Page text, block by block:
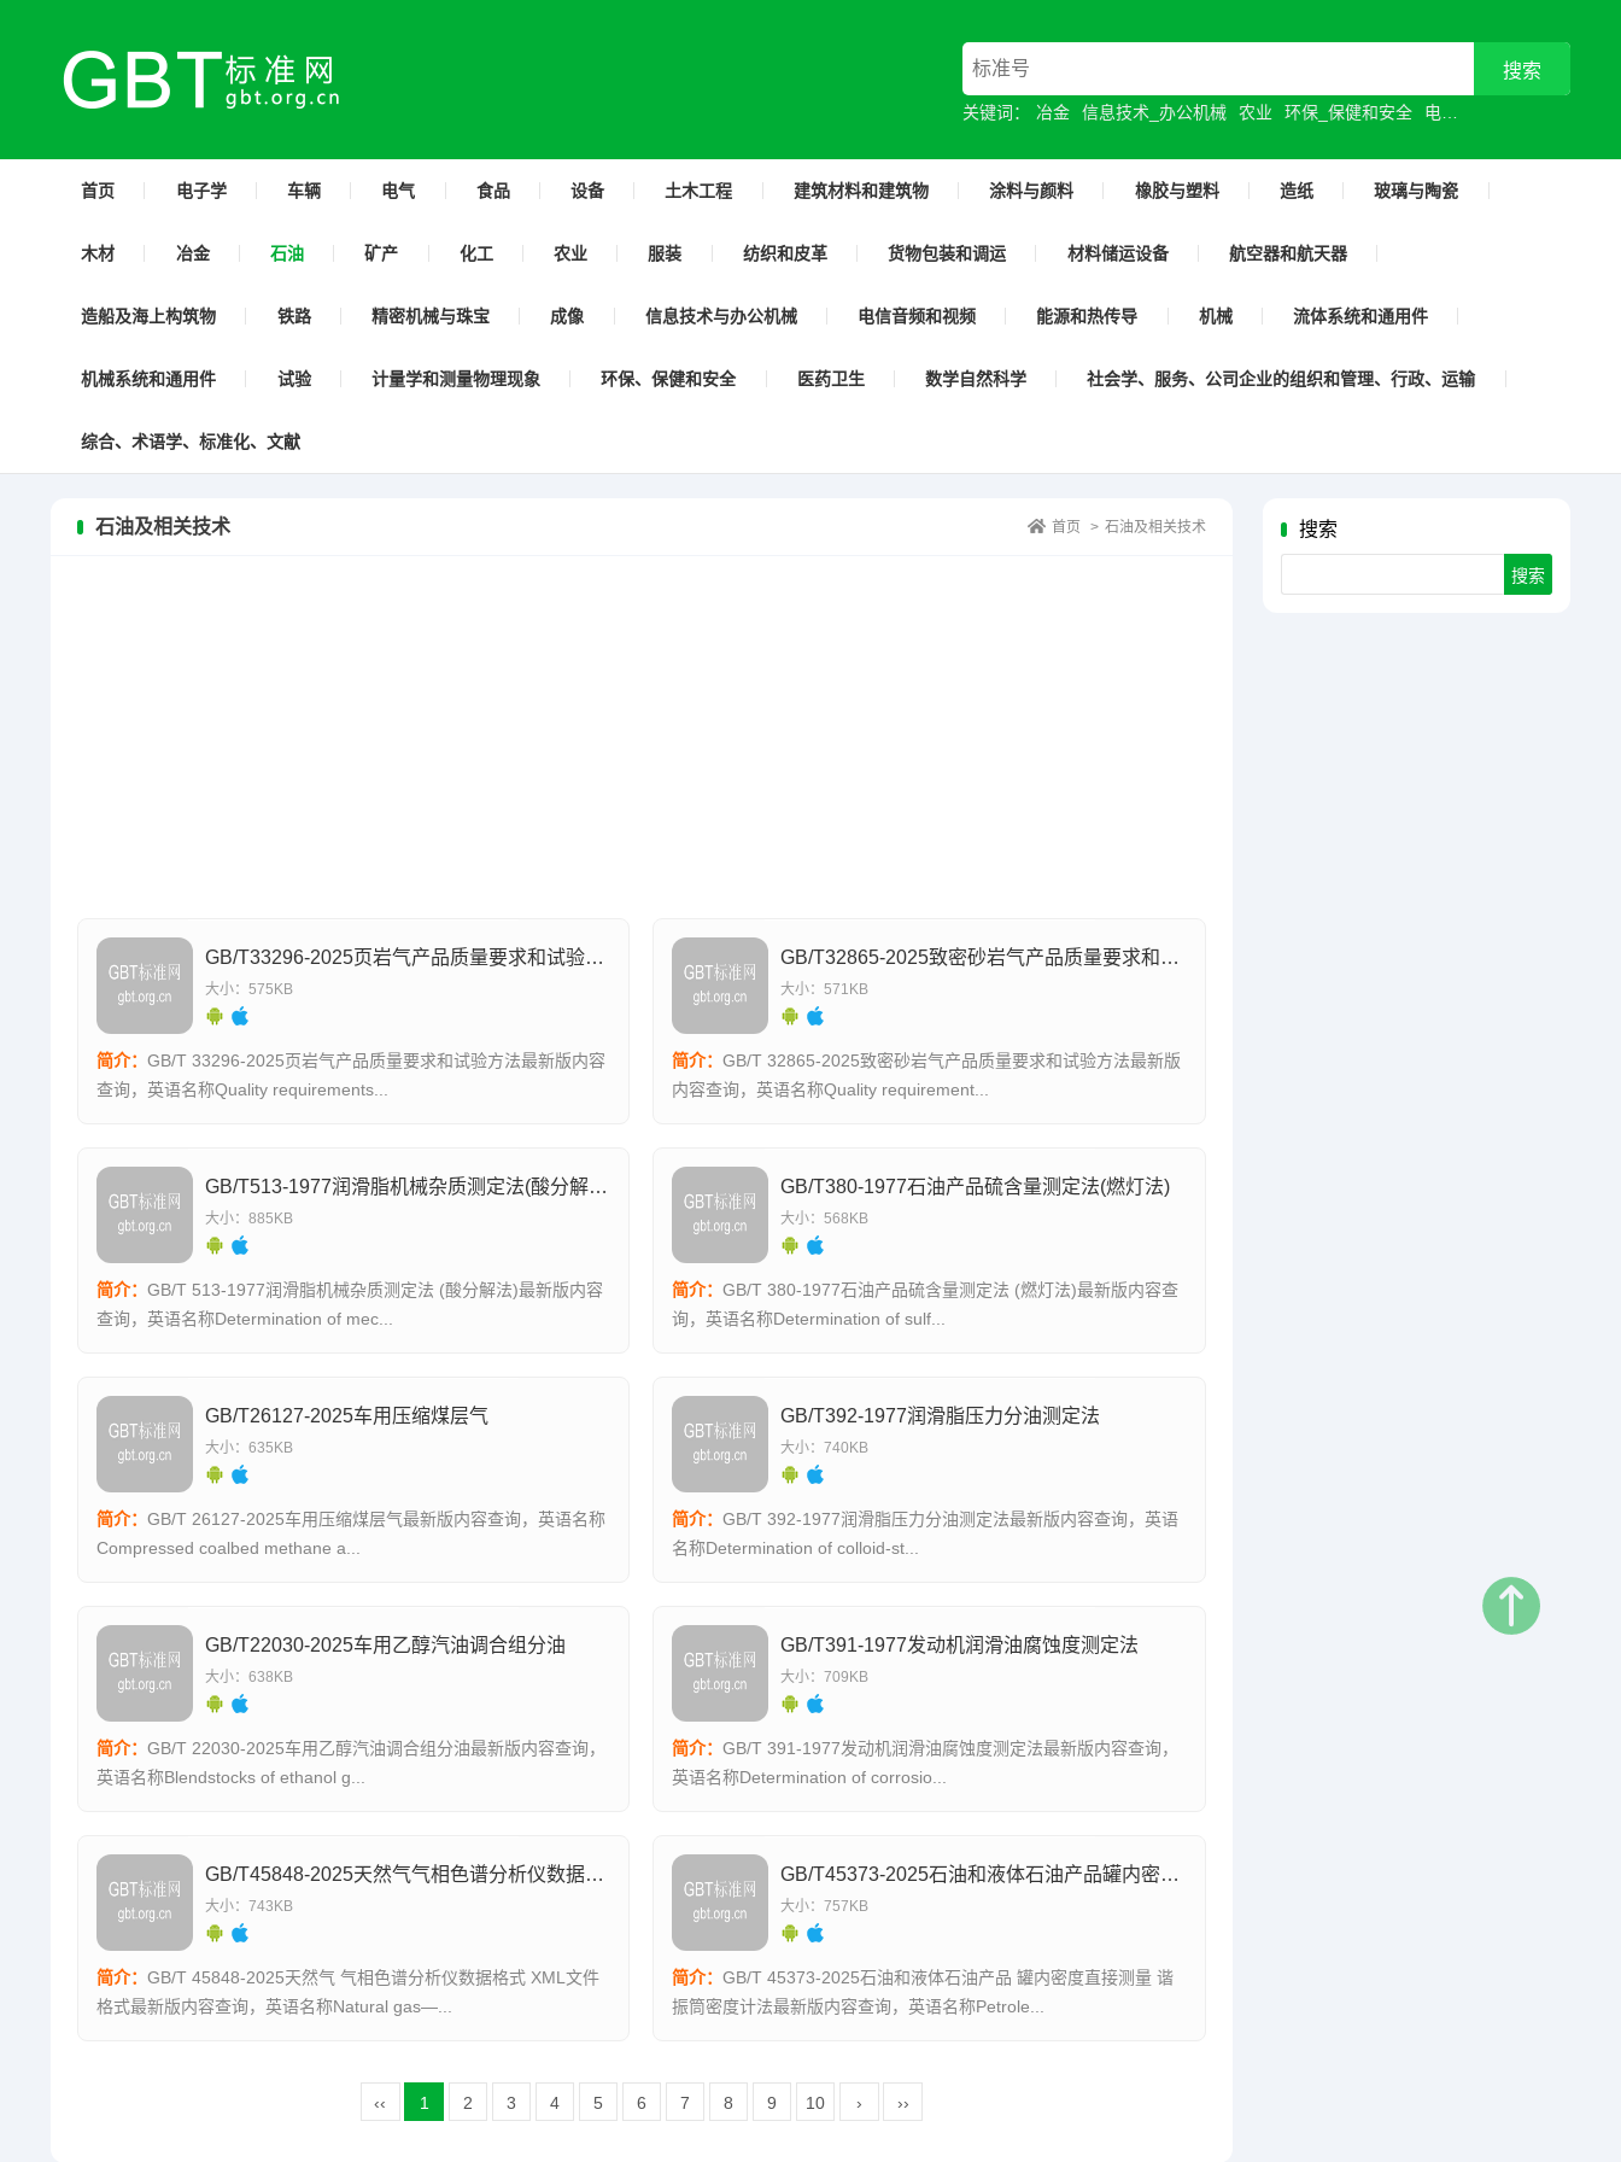
关键词： 冶金 信息技术_办公机械 农业 环保_保健和安全 电气工程
首页 电子学 车辆 电气 食品 设备 土木工程 建筑材料和建筑物 涂料与颜料 橡胶与塑料 造纸 玻璃与陶瓷
木材 冶金 石油 矿产 化工 农业 服装 纺织和皮革 货物包装和调运 材料储运设备 航空器和航天器
造船及海上构筑物 铁路 精密机械与珠宝 成像 信息技术与办公机械 电信音频和视频 能源和热传导 机械 流体系统和通用件
机械系统和通用件 试验 计量学和测量物理现象 环保、保健和安全 医药卫生 数学自然科学 社会学、服务、公司企业的组织和管理、行政、运输
综合、术语学、标准化、文献
搜索
石油及相关技术 首页 > 石油及相关技术
GB/T33296-2025页岩气产品质量要求和试验方法
大小：575KB
简介： GB/T 33296-2025页岩气产品质量要求和试验方法最新版内容
查询，英语名称Quality requirements...
GB/T32865-2025致密砂岩气产品质量要求和试验方法
大小：571KB
简介：GB/T 32865-2025致密砂岩气产品质量要求和试验方法最新版
内容查询，英语名称Quality requirement...
GB/T513-1977润滑脂机械杂质测定法(酸分解法)
大小：885KB
简介： GB/T 513-1977润滑脂机械杂质测定法 (酸分解法)最新版内容
查询，英语名称Determination of mec...
GB/T380-1977石油产品硫含量测定法(燃灯法)
大小：568KB
简介：GB/T 380-1977石油产品硫含量测定法 (燃灯法)最新版内容查
询，英语名称Determination of sulf...
GB/T26127-2025车用压缩煤层气
大小：635KB
简介： GB/T 26127-2025车用压缩煤层气最新版内容查询，英语名称
Compressed coalbed methane a...
GB/T392-1977润滑脂压力分油测定法
大小：740KB
简介：GB/T 392-1977润滑脂压力分油测定法最新版内容查询，英语
名称Determination of colloid-st...
GB/T22030-2025车用乙醇汽油调合组分油
大小：638KB
简介： GB/T 22030-2025车用乙醇汽油调合组分油最新版内容查询，
英语名称Blendstocks of ethanol g...
GB/T391-1977发动机润滑油腐蚀度测定法
大小：709KB
简介：GB/T 391-1977发动机润滑油腐蚀度测定法最新版内容查询，
英语名称Determination of corrosio...
GB/T45848-2025天然气气相色谱分析仪数据格式XML文件格式
大小：743KB
简介： GB/T 45848-2025天然气 气相色谱分析仪数据格式 XML文件
格式最新版内容查询，英语名称Natural gas—...
GB/T45373-2025石油和液体石油产品罐内密度直接测量谐振筒密度计法
大小：757KB
简介：GB/T 45373-2025石油和液体石油产品 罐内密度直接测量 谐
振筒密度计法最新版内容查询，英语名称Petrole...
‹‹ 1 2 3 4 5 6 7 8 9 10 › ››